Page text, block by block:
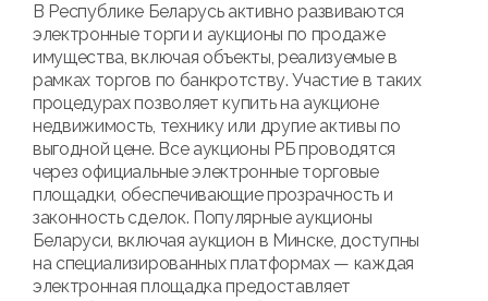
В Республике Беларусь активно развиваются
электронные торги и аукционы по продаже
имущества, включая объекты, реализуемые в
рамках торгов по банкротству. Участие в таких
процедурах позволяет купить на аукционе
недвижимость, технику или другие активы по
выгодной цене. Все аукционы РБ проводятся
через официальные электронные торговые
площадки, обеспечивающие прозрачность и
законность сделок. Популярные аукционы
Беларуси, включая аукцион в Минске, доступны
на специализированных платформах — каждая
электронная площадка предоставляет